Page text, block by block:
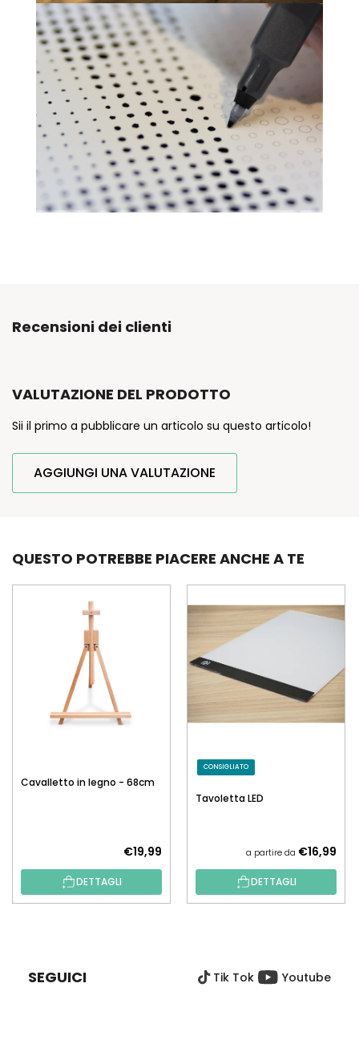
Recensioni dei clienti
VALUTAZIONE DEL PRODOTTO
Sii il primo a pubblicare un articolo su questo articolo!
AGGIUNGI UNA VALUTAZIONE
QUESTO POTREBBE PIACERE ANCHE A TE
Cavalletto in legno - 68cm
€19,99
DETTAGLI
CONSIGLIATO
Tavoletta LED
a partire da €16,99
DETTAGLI
SEGUICI Tik Tok Youtube